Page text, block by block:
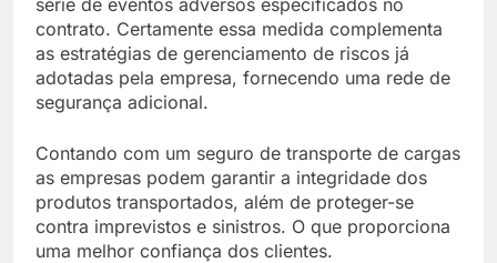
contrato. Certamente essa medida complementa
as estratégias de gerenciamento de riscos já
adotadas pela empresa, fornecendo uma rede de
segurança adicional.
Contando com um seguro de transporte de cargas
as empresas podem garantir a integridade dos
produtos transportados, além de proteger-se
contra imprevistos e sinistros. O que proporciona
uma melhor confiança dos clientes.